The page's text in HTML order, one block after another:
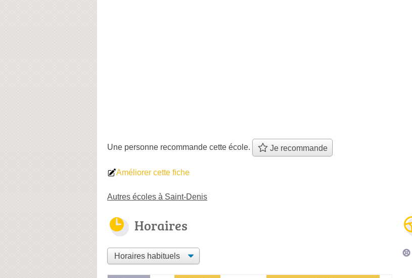
Une personne recommande cette école. Je recommande
Améliorer cette fiche
Autres écoles à Saint-Denis
Horaires